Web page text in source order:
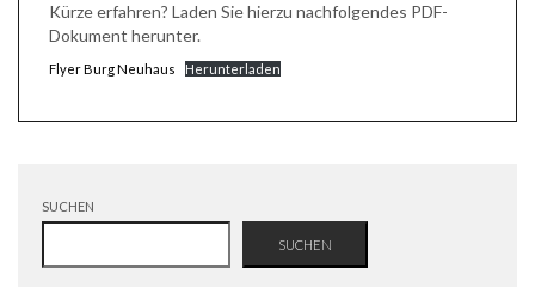
Kürze erfahren? Laden Sie hierzu nachfolgendes PDF-
Dokument herunter.
Flyer Burg Neuhaus Herunterladen
SUCHEN
SUCHEN